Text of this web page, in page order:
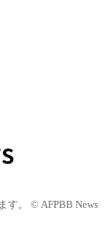
す。 © AFPBB News